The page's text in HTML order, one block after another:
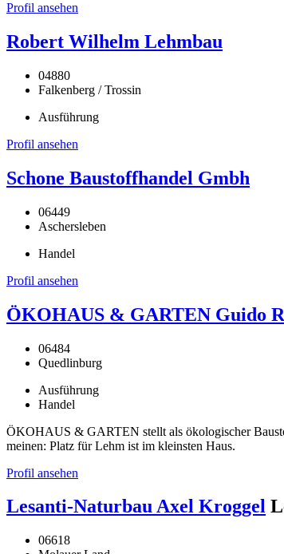
Profil ansehen
Robert Wilhelm Lehmbau
04880
Falkenberg / Trossin
Ausführung
Profil ansehen
Schone Baustoffhandel Gmbh
06449
Aschersleben
Handel
Profil ansehen
ÖKOHAUS & GARTEN Guido
06484
Quedlinburg
Ausführung
Handel
ÖKOHAUS & GARTEN stellt als ökologischer
meinen: Platz für Lehm ist im kleinsten Haus.
Profil ansehen
Lesanti-Naturbau Axel Kroggel
06618